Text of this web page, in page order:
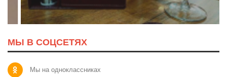
МЫ В СОЦСЕТЯХ
Мы на одноклассниках